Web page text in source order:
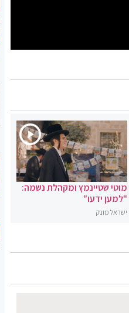
מוטי שטיינמץ ומקהלת נשמה:
"למען ידעו"
ישראל מונק